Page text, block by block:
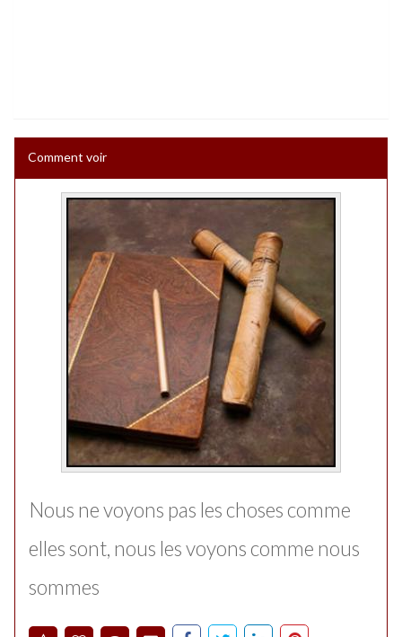
Comment voir
Nous ne voyons pas les choses comme
elles sont, nous les voyons comme nous
sommes